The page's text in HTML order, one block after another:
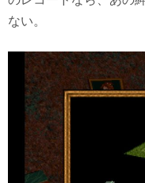
ない。